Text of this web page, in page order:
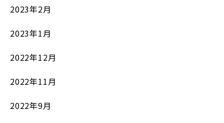
2023年2月
2023年1月
2022年12月
2022年11月
2022年9月